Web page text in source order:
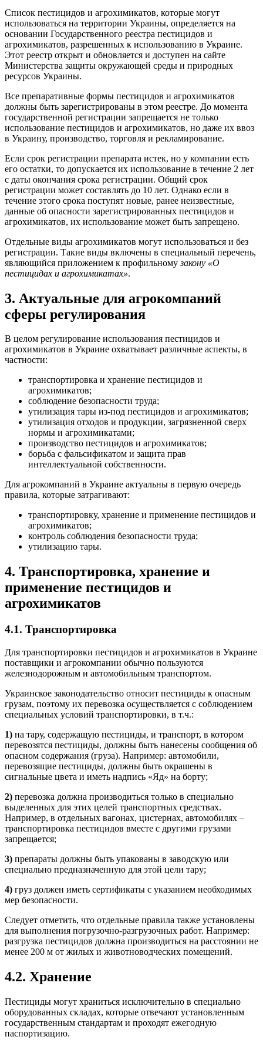
Список пестицидов и агрохимикатов, которые могут
использоваться на территории Украины, определяется на
основании Государственного реестра пестицидов и
агрохимикатов, разрешенных к использованию в Украине.
Этот реестр открыт и обновляется и доступен на сайте
Министерства защиты окружающей среды и природных
ресурсов Украины.
Все препаративные формы пестицидов и агрохимикатов
должны быть зарегистрированы в этом реестре. До момента
государственной регистрации запрещается не только
использование пестицидов и агрохимикатов, но даже их ввоз
в Украину, производство, торговля и рекламирование.
Если срок регистрации препарата истек, но у компании есть
его остатки, то допускается их использование в течение 2 лет
с даты окончания срока регистрации. Общий срок
регистрации может составлять до 10 лет. Однако если в
течение этого срока поступят новые, ранее неизвестные,
данные об опасности зарегистрированных пестицидов и
агрохимикатов, их использование может быть запрещено.
Отдельные виды агрохимикатов могут использоваться и без
регистрации. Такие виды включены в специальный перечень,
являющийся приложением к профильномузакону «О
пестицидах и агрохимикатах».
3. Актуальные для агрокомпаний
сферы регулирования
В целом регулирование использования пестицидов и
агрохимикатов в Украине охватывает различные аспекты, в
частности:
транспортировка и хранение пестицидов и
агрохимикатов;
соблюдение безопасности труда;
утилизация тары из-под пестицидов и агрохимикатов;
утилизация отходов и продукции, загрязненной сверх
нормы и агрохимикатами;
производство пестицидов и агрохимикатов;
борьба с фальсификатом и защита прав
интеллектуальной собственности.
Для агрокомпаний в Украине актуальны в первую очередь
правила, которые затрагивают:
транспортировку, хранение и применение пестицидов и
агрохимикатов;
контроль соблюдения безопасности труда;
утилизацию тары.
4. Транспортировка, хранение и
применение пестицидов и
агрохимикатов
4.1. Транспортировка
Для транспортировки пестицидов и агрохимикатов в Украине
поставщики и агрокомпании обычно пользуются
железнодорожным и автомобильным транспортом.
Украинское законодательство относит пестициды к опасным
грузам, поэтому их перевозка осуществляется с соблюдением
специальных условий транспортировки, в т.ч.:
1) на тару, содержащую пестициды, и транспорт, в котором
перевозятся пестициды, должны быть нанесены сообщения об
опасном содержания (груза). Например: автомобили,
перевозящие пестициды, должны быть окрашены в
сигнальные цвета и иметь надпись «Яд» на борту;
2) перевозка должна производиться только в специально
выделенных для этих целей транспортных средствах.
Например, в отдельных вагонах, цистернах, автомобилях –
транспортировка пестицидов вместе с другими грузами
запрещается;
3) препараты должны быть упакованы в заводскую или
специально предназначенную для этой цели тару;
4) груз должен иметь сертификаты с указанием необходимых
мер безопасности.
Следует отметить, что отдельные правила также установлены
для выполнения погрузочно-разгрузочных работ. Например:
разгрузка пестицидов должна производиться на расстоянии не
менее 200 м от жилых и животноводческих помещений.
4.2. Хранение
Пестициды могут храниться исключительно в специально
оборудованных складах, которые отвечают установленным
государственным стандартам и проходят ежегодную
паспортизацию.